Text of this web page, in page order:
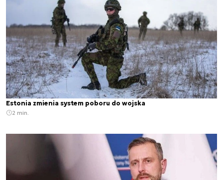
Estonia zmienia system poboru do wojska
2 min.